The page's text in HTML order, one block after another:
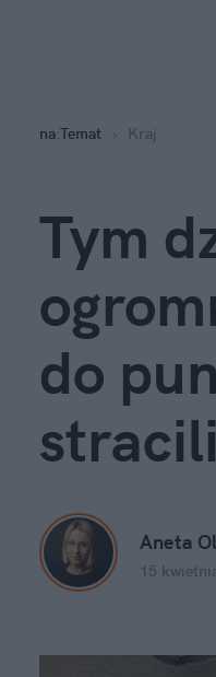
na:Temat Kraj
Tym
do
Aneta
15